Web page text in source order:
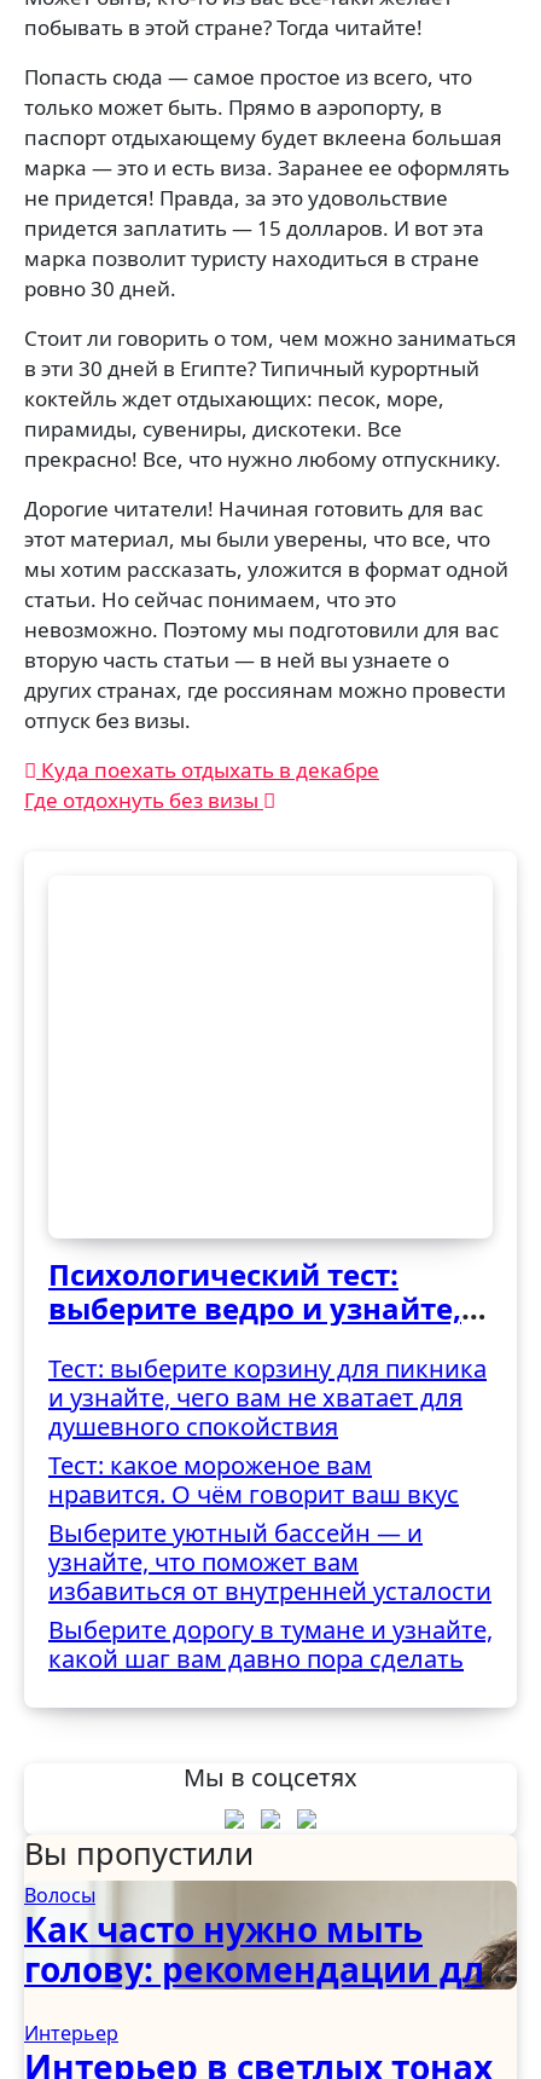
побывать в этой стране? Тогда читайте!
Попасть сюда — самое простое из всего, что
только может быть. Прямо в аэропорту, в
паспорт отдыхающему будет вклеена большая
марка — это и есть виза. Заранее ее оформлять
не придется! Правда, за это удовольствие
придется заплатить — 15 долларов. И вот эта
марка позволит туристу находиться в стране
ровно 30 дней.
Стоит ли говорить о том, чем можно заниматься
в эти 30 дней в Египте? Типичный курортный
коктейль ждет отдыхающих: песок, море,
пирамиды, сувениры, дискотеки. Все
прекрасно! Все, что нужно любому отпускнику.
Дорогие читатели! Начиная готовить для вас
этот материал, мы были уверены, что все, что
мы хотим рассказать, уложится в формат одной
статьи. Но сейчас понимаем, что это
невозможно. Поэтому мы подготовили для вас
вторую часть статьи — в ней вы узнаете о
других странах, где россиянам можно провести
отпуск без визы.
Навигация
по
Куда поехать отдыхать в декабре
Где отдохнуть без визы
Психологический тест:
выберите ведро и узнайте,
трудностями
Тест: выберите корзину для пикника
и узнайте, чего вам не хватает для
душевного спокойствия
Тест: какое мороженое вам
нравится. О чём говорит ваш вкус
Выберите уютный бассейн — и
узнайте, что поможет вам
избавиться от внутренней усталости
Выберите дорогу в тумане и узнайте,
какой шаг вам давно пора сделать
Мы в соцсетях
Вы пропустили
Волосы
Как часто нужно мыть
голову: рекомендации для
Интерьер
Интерьер в светлых тонах